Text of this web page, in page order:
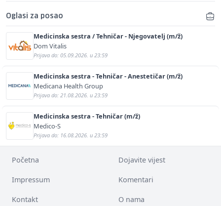
Oglasi za posao
Medicinska sestra / Tehničar - Njegovatelj (m/ž)
Dom Vitalis
Prijava do: 05.09.2026. u 23:59
Medicinska sestra - Tehničar - Anestetičar (m/ž)
Medicana Health Group
Prijava do: 21.08.2026. u 23:59
Medicinska sestra - Tehničar (m/ž)
Medico-S
Prijava do: 16.08.2026. u 23:59
Početna Dojavite vijest
Impressum Komentari
Kontakt O nama